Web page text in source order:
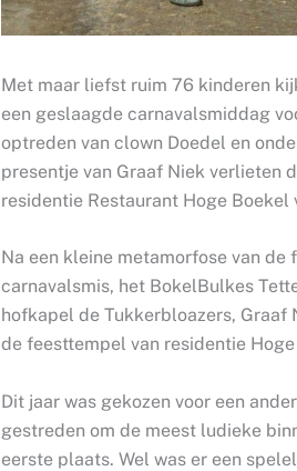
Met maar liefst ruim 76 kinderen
een geslaagde carnavalsmiddag
optreden van clown Doedel en
presentje van Graaf Niek verlieten
residentie Restaurant Hoge Boekel
Na een kleine metamorfose van
carnavalsmis, het BokelBulkes
hofkapel de Tukkerbloazers,
de feesttempel van residentie
Dit jaar was gekozen voor een
gestreden om de meest ludieke
eerste plaats. Wel was er een